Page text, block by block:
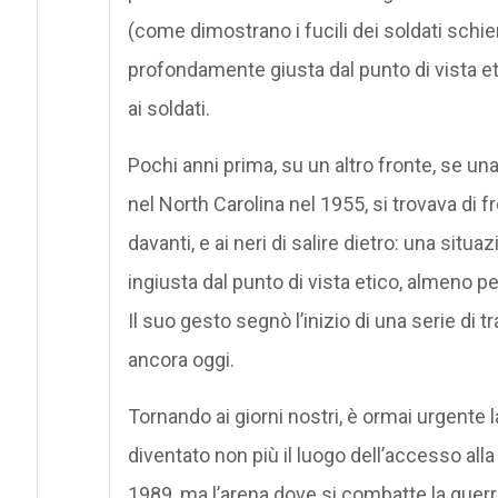
(come dimostrano i fucili dei soldati
profondamente giusta dal punto di vista
ai soldati.
Pochi anni prima, su un altro fronte, se
nel North Carolina nel 1955, si trovava di
davanti, e ai neri di salire dietro: una
ingiusta dal punto di vista etico, almeno
Il suo gesto segnò l’inizio di una serie di
ancora oggi.
Tornando ai giorni nostri, è ormai urgente
diventato non più il luogo dell’accesso